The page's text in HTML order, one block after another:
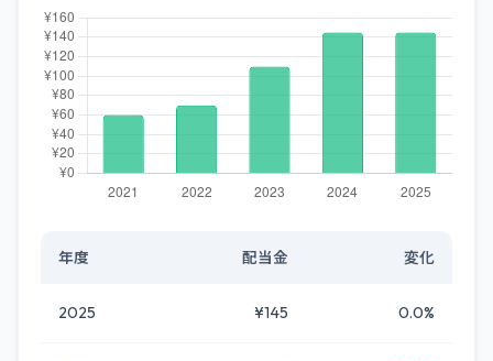
年度 配当金 変化
2025 ¥145 0.0%